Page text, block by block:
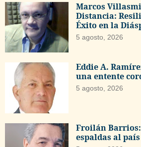
Marcos
Distancia:
Éxito en la
5 agosto, 2026
Eddie A.
una entente
5 agosto, 2026
Froilán
espaldas al país